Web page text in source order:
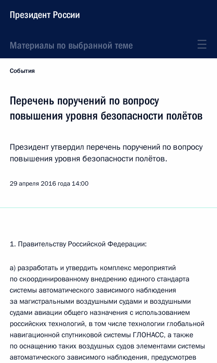
Президент России
Материалы по выбранной теме
События
Перечень поручений по вопросу
повышения уровня безопасности полётов
Президент утвердил перечень поручений по вопросу
повышения уровня безопасности полётов.
29 апреля 2016 года 14:00
1. Правительству Российской Федерации:
а) разработать и утвердить комплекс мероприятий
по скоординированному внедрению единого стандарта
системы автоматического зависимого наблюдения
за магистральными воздушными судами и воздушными
судами авиации общего назначения с использованием
российских технологий, в том числе технологии глобальной
навигационной спутниковой системы ГЛОНАСС, а также
по оснащению таких воздушных судов элементами системы
автоматического зависимого наблюдения, предусмотрев